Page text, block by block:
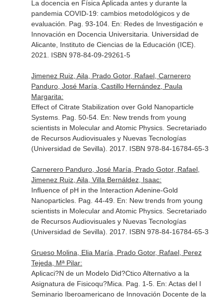
La docencia en Física Aplicada antes y durante la
pandemia COVID-19: cambios metodológicos y de
evaluación. Pag. 93-104. En: Redes de Investigación e
Innovación en Docencia Universitaria . Universidad de
Alicante, Instituto de Ciencias de la Educación (ICE).
2021. ISBN 978-84-09-29261-5
Jimenez Ruiz, Aila, Prado Gotor, Rafael, Carnerero
Panduro, José María, Castillo Hernández, Paula
Margarita:
Effect of Citrate Stabilization over Gold Nanoparticle
Systems. Pag. 50-54. En: New trends from young
scientists in Molecular and Atomic Physics. Secretariado
de Recursos Audiovisuales y Nuevas Tecnologías
(Universidad de Sevilla). 2017. ISBN 978-84-16784-65-3
Carnerero Panduro, José María, Prado Gotor, Rafael,
Jimenez Ruiz, Aila, Villa Bernáldez, Isaac:
Influence of pH in the Interaction Adenine-Gold
Nanoparticles. Pag. 44-49. En: New trends from young
scientists in Molecular and Atomic Physics. Secretariado
de Recursos Audiovisuales y Nuevas Tecnologías
(Universidad de Sevilla). 2017. ISBN 978-84-16784-65-3
Grueso Molina, Elia María, Prado Gotor, Rafael, Perez
Tejeda, Mª Pilar:
Aplicaci?N de un Modelo Did?Ctico Alternativo a la
Asignatura de Fisicoqu?Mica. Pag. 1-5. En: Actas del I
Seminario Iberoamericano de Innovación Docente de la